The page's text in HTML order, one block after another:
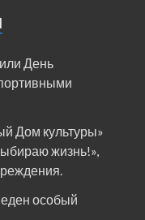
День
Дом культуры»
жизнь!»,
особый